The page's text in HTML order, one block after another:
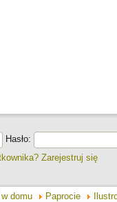
Hasło:
Zarejestruj się
domu Paprocie